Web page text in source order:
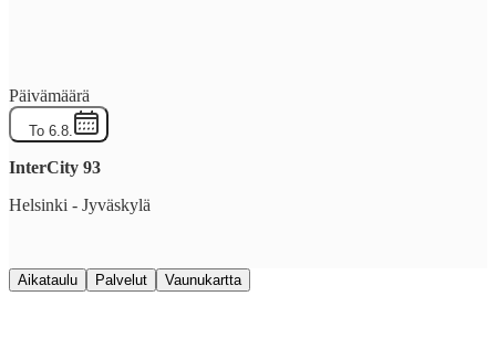
Päivämäärä
To 6.8.
InterCity 93
Helsinki - Jyväskylä
Aikataulu Palvelut Vaunukartta